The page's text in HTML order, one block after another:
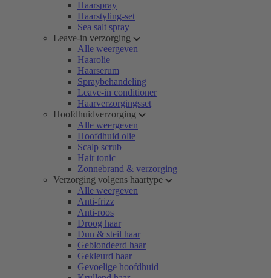
Haarspray
Haarstyling-set
Sea salt spray
Leave-in verzorging
Alle weergeven
Haarolie
Haarserum
Spraybehandeling
Leave-in conditioner
Haarverzorgingsset
Hoofdhuidverzorging
Alle weergeven
Hoofdhuid olie
Scalp scrub
Hair tonic
Zonnebrand & verzorging
Verzorging volgens haartype
Alle weergeven
Anti-frizz
Anti-roos
Droog haar
Dun & steil haar
Geblondeerd haar
Gekleurd haar
Gevoelige hoofdhuid